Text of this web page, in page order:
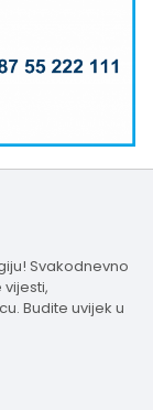
Svakodnevno
Budite uvijek u